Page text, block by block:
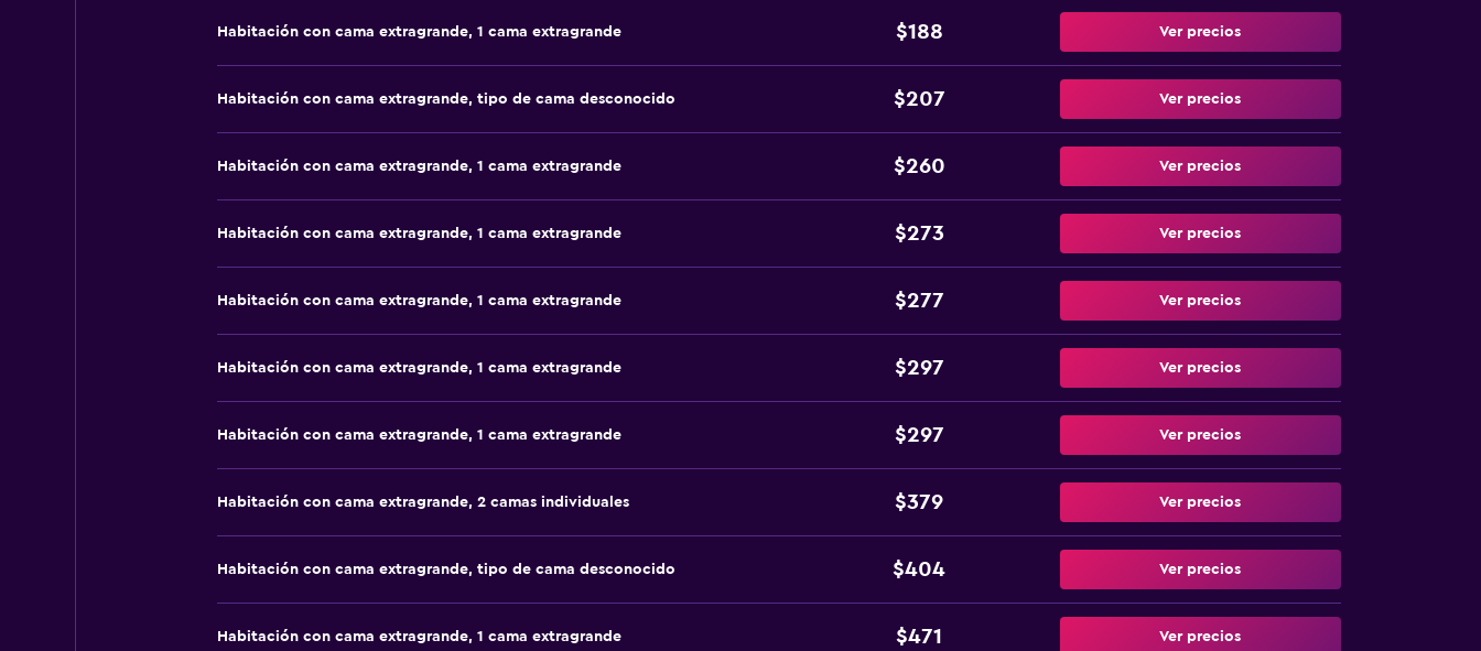
Habitación con cama extragrande, 1 cama extragrande $188 Ver precios
Habitación con cama extragrande, tipo de cama desconocido $207 Ver precios
Habitación con cama extragrande, 1 cama extragrande $260 Ver precios
Habitación con cama extragrande, 1 cama extragrande $273 Ver precios
Habitación con cama extragrande, 1 cama extragrande $277 Ver precios
Habitación con cama extragrande, 1 cama extragrande $297 Ver precios
Habitación con cama extragrande, 1 cama extragrande $297 Ver precios
Habitación con cama extragrande, 2 camas individuales $379 Ver precios
Habitación con cama extragrande, tipo de cama desconocido $404 Ver precios
Habitación con cama extragrande, 1 cama extragrande $471 Ver precios